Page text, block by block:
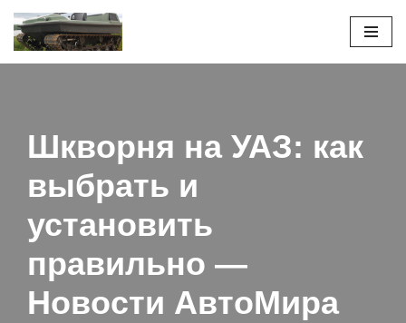
Перейти
Шкворня на УАЗ: как
выбрать и
установить
правильно —
Новости АвтоМира